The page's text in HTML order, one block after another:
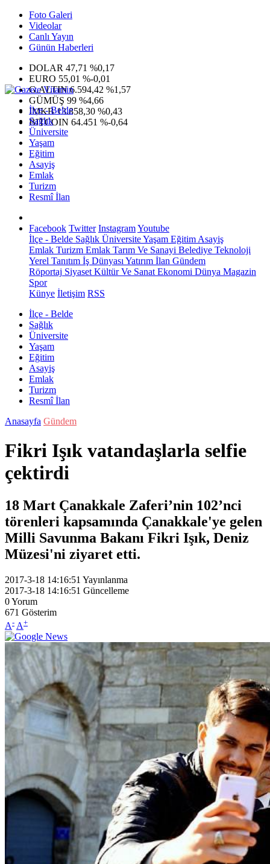
Foto Galeri
Videolar
Canlı Yayın
Günün Haberleri
DOLAR 47,71 %0,17
EURO 55,01 %-0,01
G.ALTIN6.594,42 %1,57
GÜMÜŞ 99 %4,66
IMKB13.858,30 %0,43
BITCOIN 64.451 %-0,64
İlçe - Belde
Sağlık
Üniversite
Yaşam
Eğitim
Asayiş
Emlak
Turizm
Resmî İlan
Facebook Twitter InstagramYoutube
İlçe - Belde Sağlık ÜniversiteYaşam Eğitim Asayiş
Emlak Turizm Emlak Tarım Ve Sanayi Belediye Teknoloji
Yerel Tanıtım İş Dünyası Yatırım İlan Gündem
Röportaj Siyaset Kültür Ve Sanat Ekonomi Dünya Magazin
Spor
Künye İletişim RSS
İlçe - Belde
Sağlık
Üniversite
Yaşam
Eğitim
Asayiş
Emlak
Turizm
Resmî İlan
Anasayfa Gündem
Fikri Işık vatandaşlarla selfie
çektirdi
18 Mart Çanakkale Zaferi’nin 102’nci
törenleri kapsamında Çanakkale'ye gelen
Milli Savunma Bakanı Fikri Işık, Deniz
Müzesi'ni ziyaret etti.
2017-3-18 14:16:51 Yayınlanma
2017-3-18 14:16:51 Güncelleme
0Yorum
671 Gösterim
A- A+